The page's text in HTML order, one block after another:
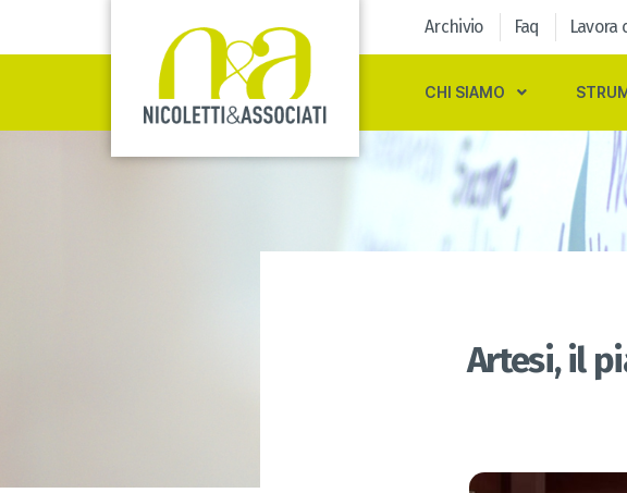
Archivio Faq Lavora
CHI SIAMO
Artesi, il